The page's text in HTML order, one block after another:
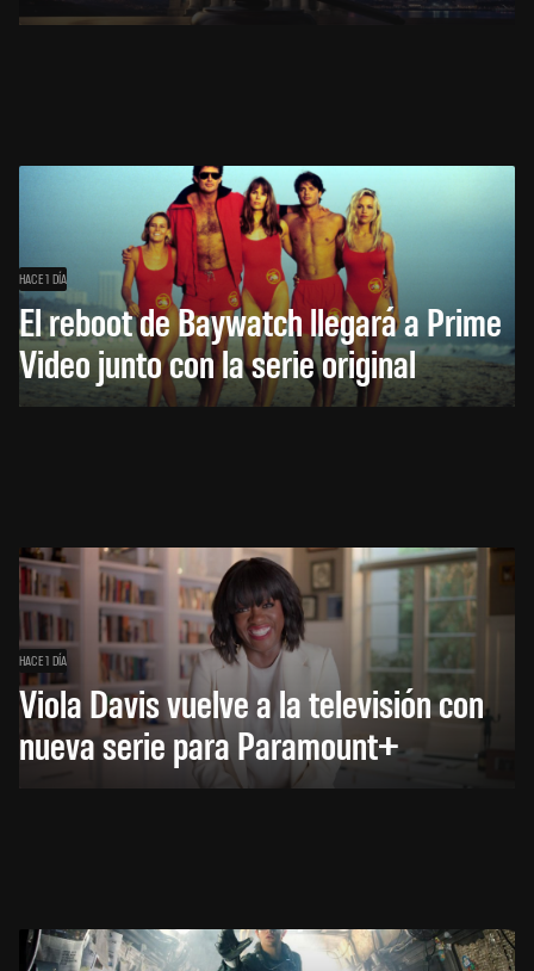
HACE 1 DÍA
El reboot de Baywatch llegará a Prime
Video junto con la serie original
HACE 1 DÍA
Viola Davis vuelve a la televisión con
nueva serie para Paramount+